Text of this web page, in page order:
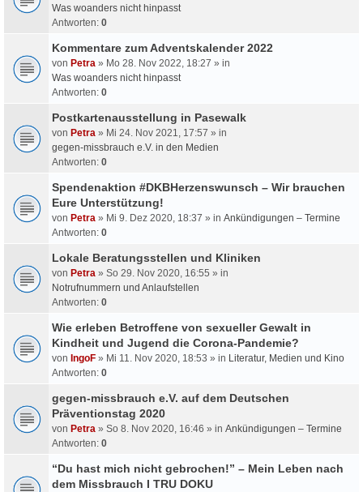
Was woanders nicht hinpasst
Antworten: 0
Kommentare zum Adventskalender 2022
von Petra » Mo 28. Nov 2022, 18:27 » in
Was woanders nicht hinpasst
Antworten: 0
Postkartenausstellung in Pasewalk
von Petra » Mi 24. Nov 2021, 17:57 » in
gegen-missbrauch e.V. in den Medien
Antworten: 0
Spendenaktion #DKBHerzenswunsch – Wir brauchen
Eure Unterstützung!
von Petra » Mi 9. Dez 2020, 18:37 » in Ankündigungen – Termine
Antworten: 0
Lokale Beratungsstellen und Kliniken
von Petra » So 29. Nov 2020, 16:55 » in
Notrufnummern und Anlaufstellen
Antworten: 0
Wie erleben Betroffene von sexueller Gewalt in
Kindheit und Jugend die Corona-Pandemie?
von IngoF » Mi 11. Nov 2020, 18:53 » in Literatur, Medien und Kino
Antworten: 0
gegen-missbrauch e.V. auf dem Deutschen
Präventionstag 2020
von Petra » So 8. Nov 2020, 16:46 » in Ankündigungen – Termine
Antworten: 0
“Du hast mich nicht gebrochen!” – Mein Leben nach
dem Missbrauch I TRU DOKU